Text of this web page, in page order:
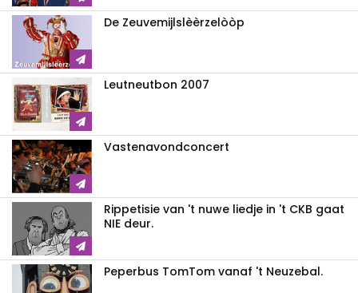
De Zeuvemijlslèèrzelòòp
Leutneutbon 2007
Vastenavondconcert
Rippetisie van 't nuwe liedje in 't CKB gaat
NIE deur.
Peperbus TomTom vanaf 't Neuzebal.